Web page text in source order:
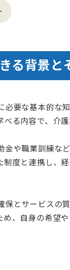
る背景と
必要な基本的な
る内容で、介
金や職業訓練な
度と連携し、
保とサービスの
、自身の希望